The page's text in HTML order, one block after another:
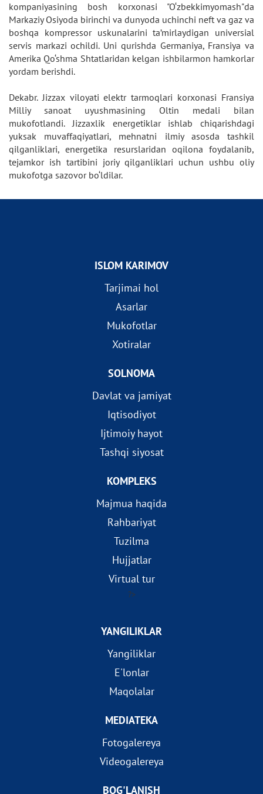
kompaniyasining bosh korxonasi "O‘zbekkimyomash"da
Markaziy Osiyoda birinchi va dunyoda uchinchi neft va gaz va
boshqa kompressor uskunalarini ta’mirlaydigan universial
servis markazi ochildi. Uni qurishda Germaniya, Fransiya va
Amerika Qo‘shma Shtatlaridan kelgan ishbilarmon hamkorlar
yordam berishdi.
Dekabr. Jizzax viloyati elektr tarmoqlari korxonasi Fransiya
Milliy sanoat uyushmasining Oltin medali bilan
mukofotlandi. Jizzaxlik energetiklar ishlab chiqarishdagi
yuksak muvaffaqiyatlari, mehnatni ilmiy asosda tashkil
qilganliklari, energetika resurslaridan oqilona foydalanib,
tejamkor ish tartibini joriy qilganliklari uchun ushbu oliy
mukofotga sazovor bo‘ldilar.
ISLOM KARIMOV
Tarjimai hol
Asarlar
Mukofotlar
Xotiralar
SOLNOMA
Davlat va jamiyat
Iqtisodiyot
Ijtimoiy hayot
Tashqi siyosat
KOMPLEKS
Majmua haqida
Rahbariyat
Tuzilma
Hujjatlar
Virtual tur
?>
YANGILIKLAR
Yangiliklar
E'lonlar
Maqolalar
MEDIATEKA
Fotogalereya
Videogalereya
BOG'LANISH